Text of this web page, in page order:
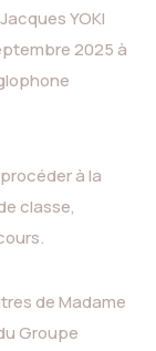
YOKI
2025 à
à la
classe,
de Madame
Groupe